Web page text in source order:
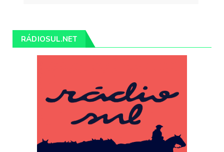
RÁDIOSUL.NET